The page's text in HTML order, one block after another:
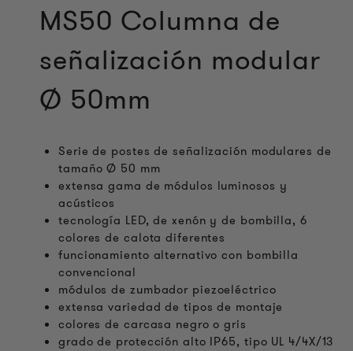
MS50 Columna de
señalización modular
Ø 50mm
Serie de postes de señalización modulares de
tamaño Ø 50 mm
extensa gama de módulos luminosos y
acústicos
tecnología LED, de xenón y de bombilla, 6
colores de calota diferentes
funcionamiento alternativo con bombilla
convencional
módulos de zumbador piezoeléctrico
extensa variedad de tipos de montaje
colores de carcasa negro o gris
grado de protección alto IP65, tipo UL 4/4X/13